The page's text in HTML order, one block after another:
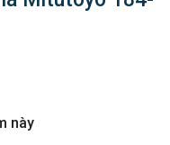
này